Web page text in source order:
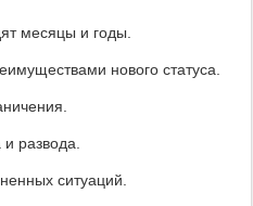
месяцы и годы.
нового статуса.
развода.
ситуаций.